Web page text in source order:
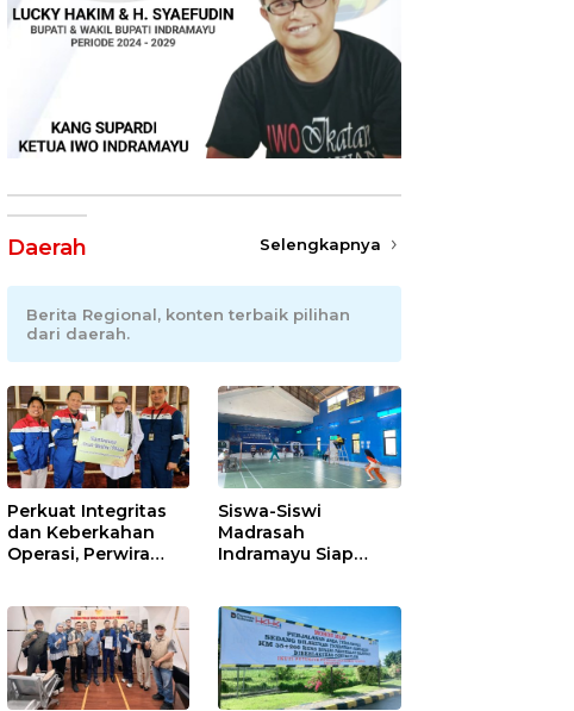
Daerah Selengkapnya
Berita Regional, konten terbaik pilihan
dari daerah.
Perkuat Integritas
dan Keberkahan
Operasi, Perwira
Siswa-Siswi
Madrasah
Indramayu Siap
Provinsi 2026